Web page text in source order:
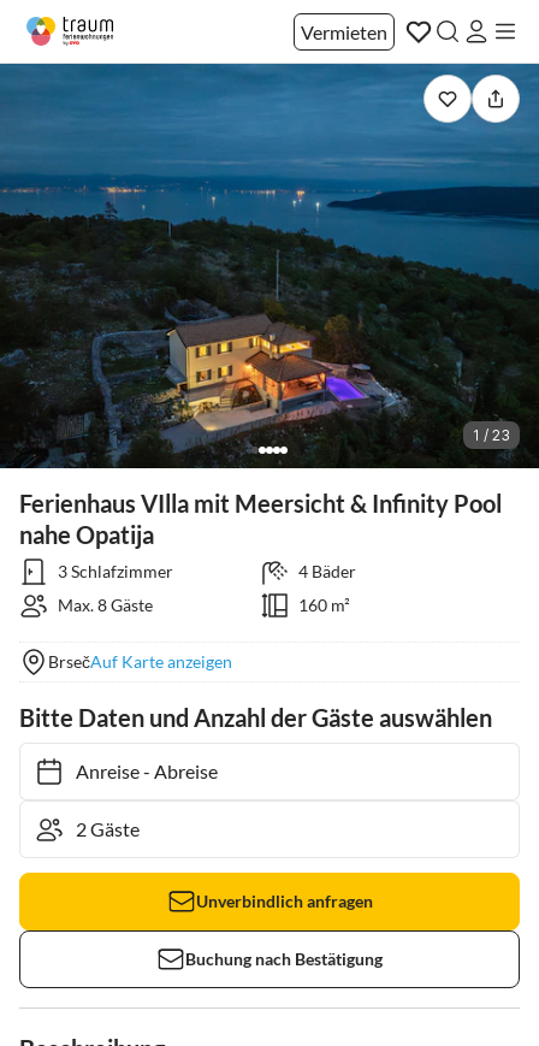
Vermieten
1 / 23
Ferienhaus VIlla mit Meersicht & Infinity Pool
nahe Opatija
3 Schlafzimmer
4 Bäder
Max. 8 Gäste
160 m²
BrsečAuf Karte anzeigen
Bitte Daten und Anzahl der Gäste auswählen
Anreise- Abreise
Unverbindlich anfragen
Buchung nach Bestätigung